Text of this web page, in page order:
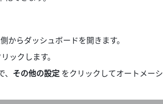
からダッシュボードを開きます。
ックします。
その他の設定 をクリックしてオートメーシ